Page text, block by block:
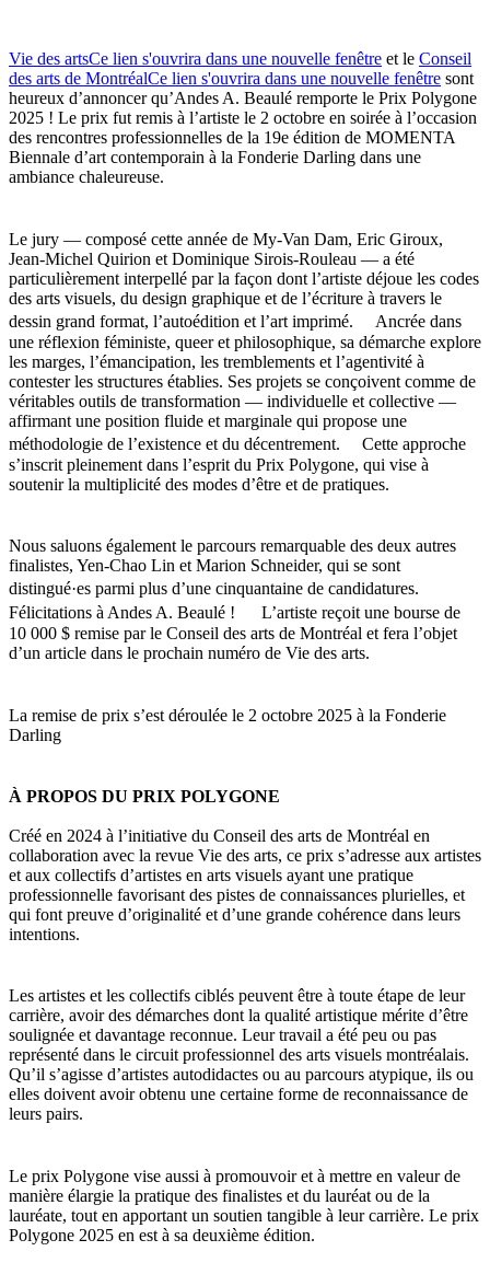
Vie des artsCe lien s'ouvrira dans une nouvelle fenêtre et le Conseil
des arts de MontréalCe lien s'ouvrira dans une nouvelle fenêtre sont
heureux d’annoncer qu’Andes A. Beaulé remporte le Prix Polygone
2025 ! Le prix fut remis à l’artiste le 2 octobre en soirée à l’occasion
des rencontres professionnelles de la 19e édition de MOMENTA
Biennale d’art contemporain à la Fonderie Darling dans une
ambiance chaleureuse.
Le jury — composé cette année de My-Van Dam, Eric Giroux,
Jean-Michel Quirion et Dominique Sirois-Rouleau — a été
particulièrement interpellé par la façon dont l’artiste déjoue les codes
des arts visuels, du design graphique et de l’écriture à travers le
dessin grand format, l’autoédition et l’art imprimé. Ancrée dans
une réflexion féministe, queer et philosophique, sa démarche explore
les marges, l’émancipation, les tremblements et l’agentivité à
contester les structures établies. Ses projets se conçoivent comme de
véritables outils de transformation — individuelle et collective —
affirmant une position fluide et marginale qui propose une
méthodologie de l’existence et du décentrement. Cette approche
s’inscrit pleinement dans l’esprit du Prix Polygone, qui vise à
soutenir la multiplicité des modes d’être et de pratiques.
Nous saluons également le parcours remarquable des deux autres
finalistes, Yen-Chao Lin et Marion Schneider, qui se sont
distingué·es parmi plus d’une cinquantaine de candidatures.
Félicitations à Andes A. Beaulé ! L’artiste reçoit une bourse de
10 000 $ remise par le Conseil des arts de Montréal et fera l’objet
d’un article dans le prochain numéro de Vie des arts.
La remise de prix s’est déroulée le 2 octobre 2025 à la Fonderie
Darling
À PROPOS DU PRIX POLYGONE
Créé en 2024 à l’initiative du Conseil des arts de Montréal en
collaboration avec la revue Vie des arts, ce prix s’adresse aux artistes
et aux collectifs d’artistes en arts visuels ayant une pratique
professionnelle favorisant des pistes de connaissances plurielles, et
qui font preuve d’originalité et d’une grande cohérence dans leurs
intentions.
Les artistes et les collectifs ciblés peuvent être à toute étape de leur
carrière, avoir des démarches dont la qualité artistique mérite d’être
soulignée et davantage reconnue. Leur travail a été peu ou pas
représenté dans le circuit professionnel des arts visuels montréalais.
Qu’il s’agisse d’artistes autodidactes ou au parcours atypique, ils ou
elles doivent avoir obtenu une certaine forme de reconnaissance de
leurs pairs.
Le prix Polygone vise aussi à promouvoir et à mettre en valeur de
manière élargie la pratique des finalistes et du lauréat ou de la
lauréate, tout en apportant un soutien tangible à leur carrière. Le prix
Polygone 2025 en est à sa deuxième édition.